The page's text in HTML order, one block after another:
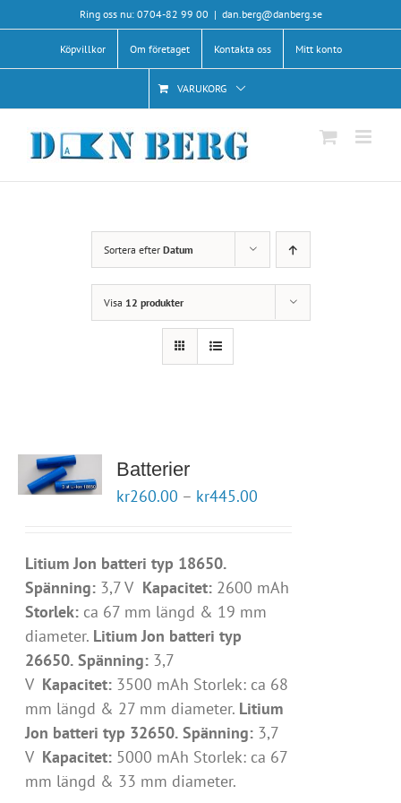
till
innehållet
Ring oss nu: 0704-82 99 00 | dan.berg@danberg.se
Köpvillkor Om företaget Kontakta oss Mitt konto
VARUKORG
Sortera efter Datum
Visa 12 produkter
Batterier
kr260.00 – kr445.00
Litium Jon batteri typ 18650.
Spänning: 3,7 V Kapacitet: 2600 mAh
Storlek: ca 67 mm längd & 19 mm
diameter. Litium Jon batteri typ
26650. Spänning: 3,7
V Kapacitet: 3500 mAh Storlek: ca 68
mm längd & 27 mm diameter. Litium
Jon batteri typ 32650. Spänning: 3,7
V Kapacitet: 5000 mAh Storlek: ca 67
mm längd & 33 mm diameter.